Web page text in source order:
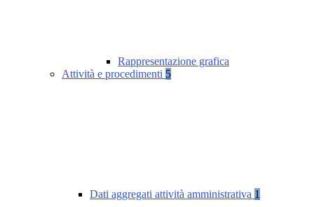
Rappresentazione grafica
Attività e procedimenti 5
Dati aggregati attività amministrativa 1